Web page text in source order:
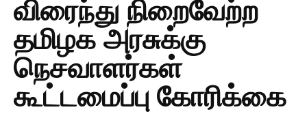
விரைந்து நிறைவேற்ற
தமிழக அரசுக்கு
நெசவாளர்கள்
கூட்டமைப்பு கோரிக்கை